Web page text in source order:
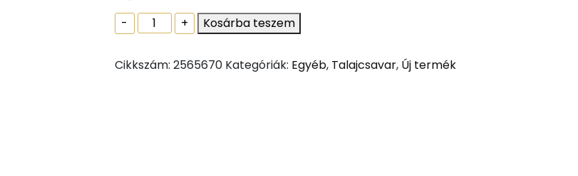
-
Földhorgony
470x100x10
+ Kosárba teszem
Cikkszám: 2565670 Kategóriák: Egyéb, Talajcsavar, Új termék